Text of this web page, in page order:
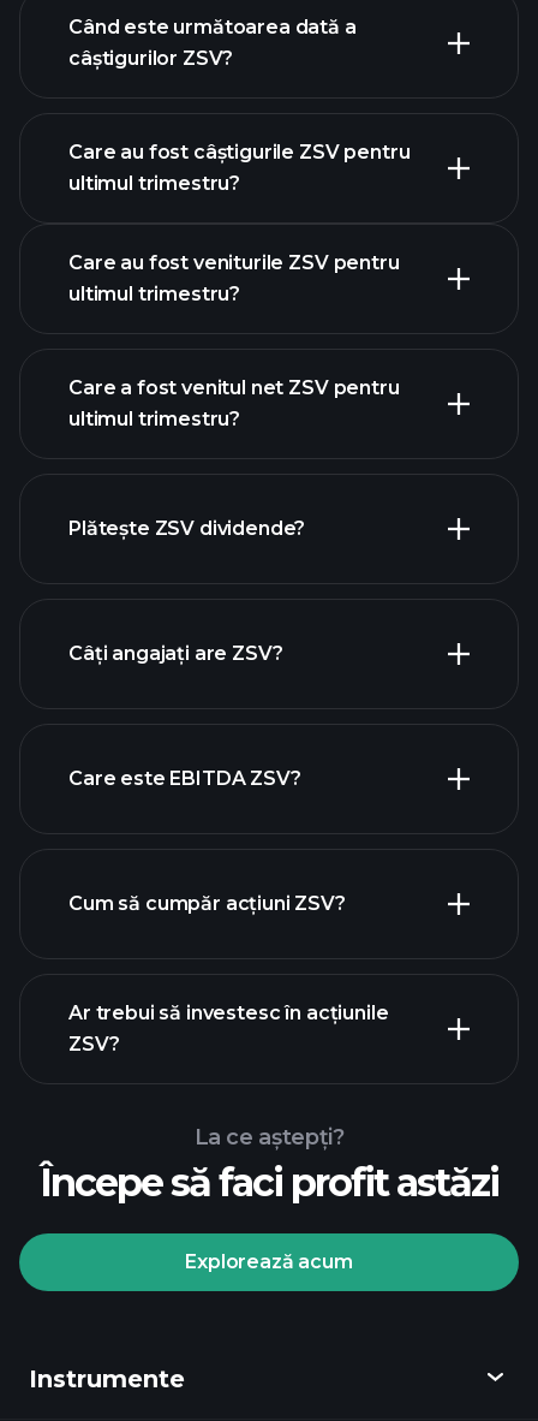
Când este următoarea dată a
câștigurilor ZSV?
Care au fost câștigurile ZSV pentru
ultimul trimestru?
Care au fost veniturile ZSV pentru
ultimul trimestru?
Care a fost venitul net ZSV pentru
ultimul trimestru?
Plătește ZSV dividende?
acțiuni cu dividende mari
Câți angajați are ZSV?
Care este EBITDA ZSV?
rapoartele financiare
Cum să cumpăr acțiuni ZSV?
Turneele Playtrade
Ar trebui să investesc în acțiunile
ZSV?
La ce aștepți?
Începe să faci profit astăzi
Explorează acum
Instrumente